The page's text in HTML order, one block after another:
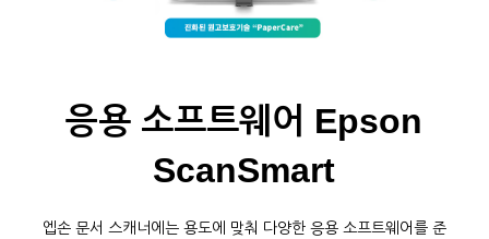
응용 소프트웨어 Epson
ScanSmart
엡손 문서 스캐너에는 용도에 맞춰 다양한 응용 소프트웨어를 준